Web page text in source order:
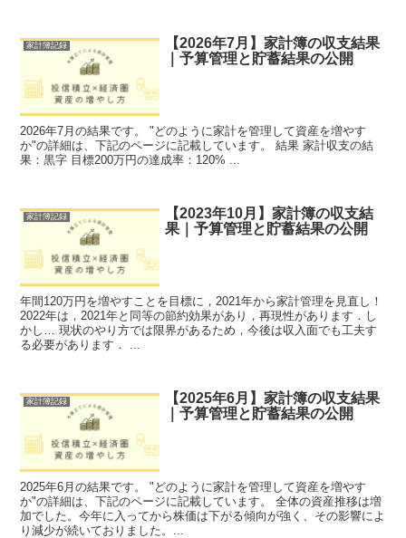
家計簿記録
【2026年7月】家計簿の収支結果
｜予算管理と貯蓄結果の公開
2026年7月の結果です。 "どのように家計を管理して資産を増やす
か"の詳細は、下記のページに記載しています。 結果 家計収支の結
果：黒字 目標200万円の達成率：120% ...
家計簿記録
【2023年10月】家計簿の収支結
果｜予算管理と貯蓄結果の公開
年間120万円を増やすことを目標に，2021年から家計管理を見直し！
2022年は，2021年と同等の節約効果があり，再現性があります．し
かし… 現状のやり方では限界があるため，今後は収入面でも工夫す
る必要があります． ...
家計簿記録
【2025年6月】家計簿の収支結果
｜予算管理と貯蓄結果の公開
2025年6月の結果です。 "どのように家計を管理して資産を増やす
か"の詳細は、下記のページに記載しています。 全体の資産推移は増
加でした。今年に入ってから株価は下がる傾向が強く、その影響によ
り減少が続いておりました。...